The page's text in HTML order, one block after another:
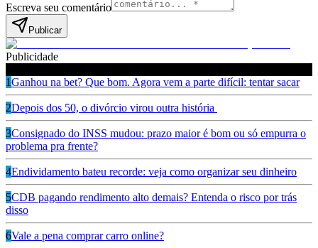
Escreva seu comentário
Publicar
Publicidade
1Ganhou na bet? Que bom. Agora vem a parte difícil: tentar sacar
2Depois dos 50, o divórcio virou outra história
3Consignado do INSS mudou: prazo maior é bom ou só empurra o
problema pra frente?
4Endividamento bateu recorde: veja como organizar seu dinheiro
5CDB pagando rendimento alto demais? Entenda o risco por trás
disso
6Vale a pena comprar carro online?